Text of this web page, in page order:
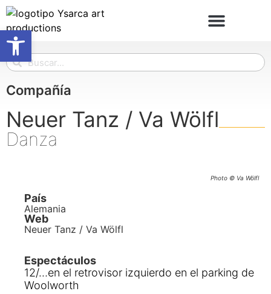
Compañía
Neuer Tanz / Va Wölfl
Danza
Photo © Va Wölfl
País
Alemania
Web
Neuer Tanz / Va Wölfl
Espectáculos
12/…en el retrovisor izquierdo en el parking de
Woolworth
Abrir barra de herramientas